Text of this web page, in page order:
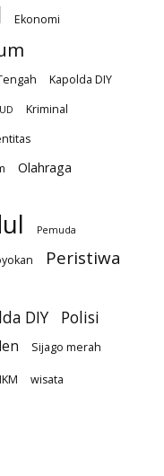
Ekonomi
Kapolda DIY
Kriminal
Olahraga
Pemuda
Peristiwa
DIY
Polisi
Sijago merah
wisata